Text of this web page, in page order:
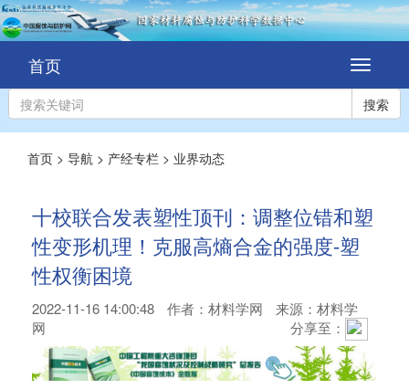
切
换
导
航
首页
搜索
首页 > 导航 > 产经专栏 > 业界动态
十校联合发表塑性顶刊：调整位错和塑
性变形机理！克服高熵合金的强度-塑
性权衡困境
2022-11-16 14:00:48 作者： 材料学网
来源：材料学
网
分享至：